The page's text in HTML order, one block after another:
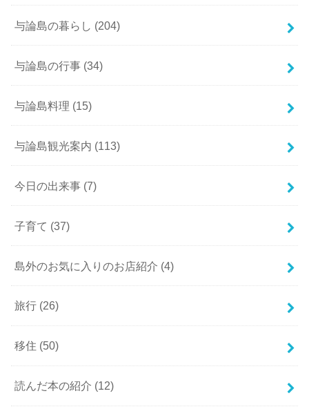
与論島の暮らし (204)
与論島の行事 (34)
与論島料理 (15)
与論島観光案内 (113)
今日の出来事 (7)
子育て (37)
島外のお気に入りのお店紹介 (4)
旅行 (26)
移住 (50)
読んだ本の紹介 (12)